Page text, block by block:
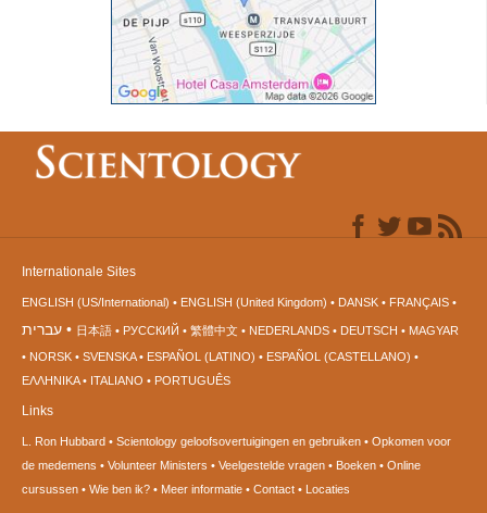
Internationale Sites
ENGLISH (US/International) ENGLISH (United Kingdom) DANSK FRANÇAIS
עברית 日本語 РУССКИЙ 繁體中文 NEDERLANDS DEUTSCH
MAGYAR
NORSK
SVENSKA ESPAÑOL (LATINO)
ESPAÑOL (CASTELLANO)
ΕΛΛΗΝΙΚA
ITALIANO PORTUGUÊS
Links
L. Ron Hubbard Scientology geloofsovertuigingen en gebruiken
Opkomen voor
de medemens
Volunteer Ministers Veelgestelde vragen Boeken
Online
cursussen
Wie ben ik? Meer informatie Contact Locaties